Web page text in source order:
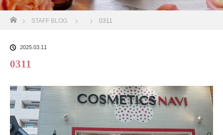
ホーム
STAFF BLOG 0311
2025.03.11
0311